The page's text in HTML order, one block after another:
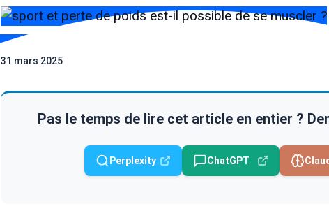
31 mars 2025
Pas le temps de lire cet article en entier ?
Perplexity ChatGPT